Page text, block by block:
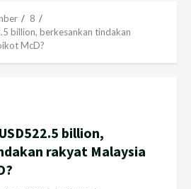
8
billion, berkesankan tindakan
McD?
billion,
rakyat Malaysia